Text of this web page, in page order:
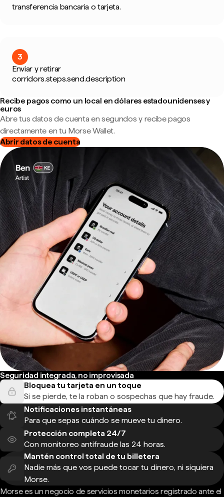
transferencia bancaria o tarjeta.
3
Enviar y retirar
corridors.steps.send.description
Recibe pagos como un local en dólares estadounidenses y
euros
Abre tus datos de cuenta en segundos y recibe pagos
directamente en tu Morse Wallet.
Abrir datos de cuenta
Seguridad integrada, no improvisada
Bloquea tu tarjeta en un toque
Si se pierde, te la roban o sospechas que hay fraude.
Notificaciones instantáneas
Para que sepas cuándo se mueve tu dinero.
Protección completa 24/7
Con monitoreo antifraude las 24 horas.
Mantén control total de tu billetera
Nadie más que vos puede tocar tu dinero, ni siquiera
Morse.
Morse es un negocio de servicios monetarios registrado ante el